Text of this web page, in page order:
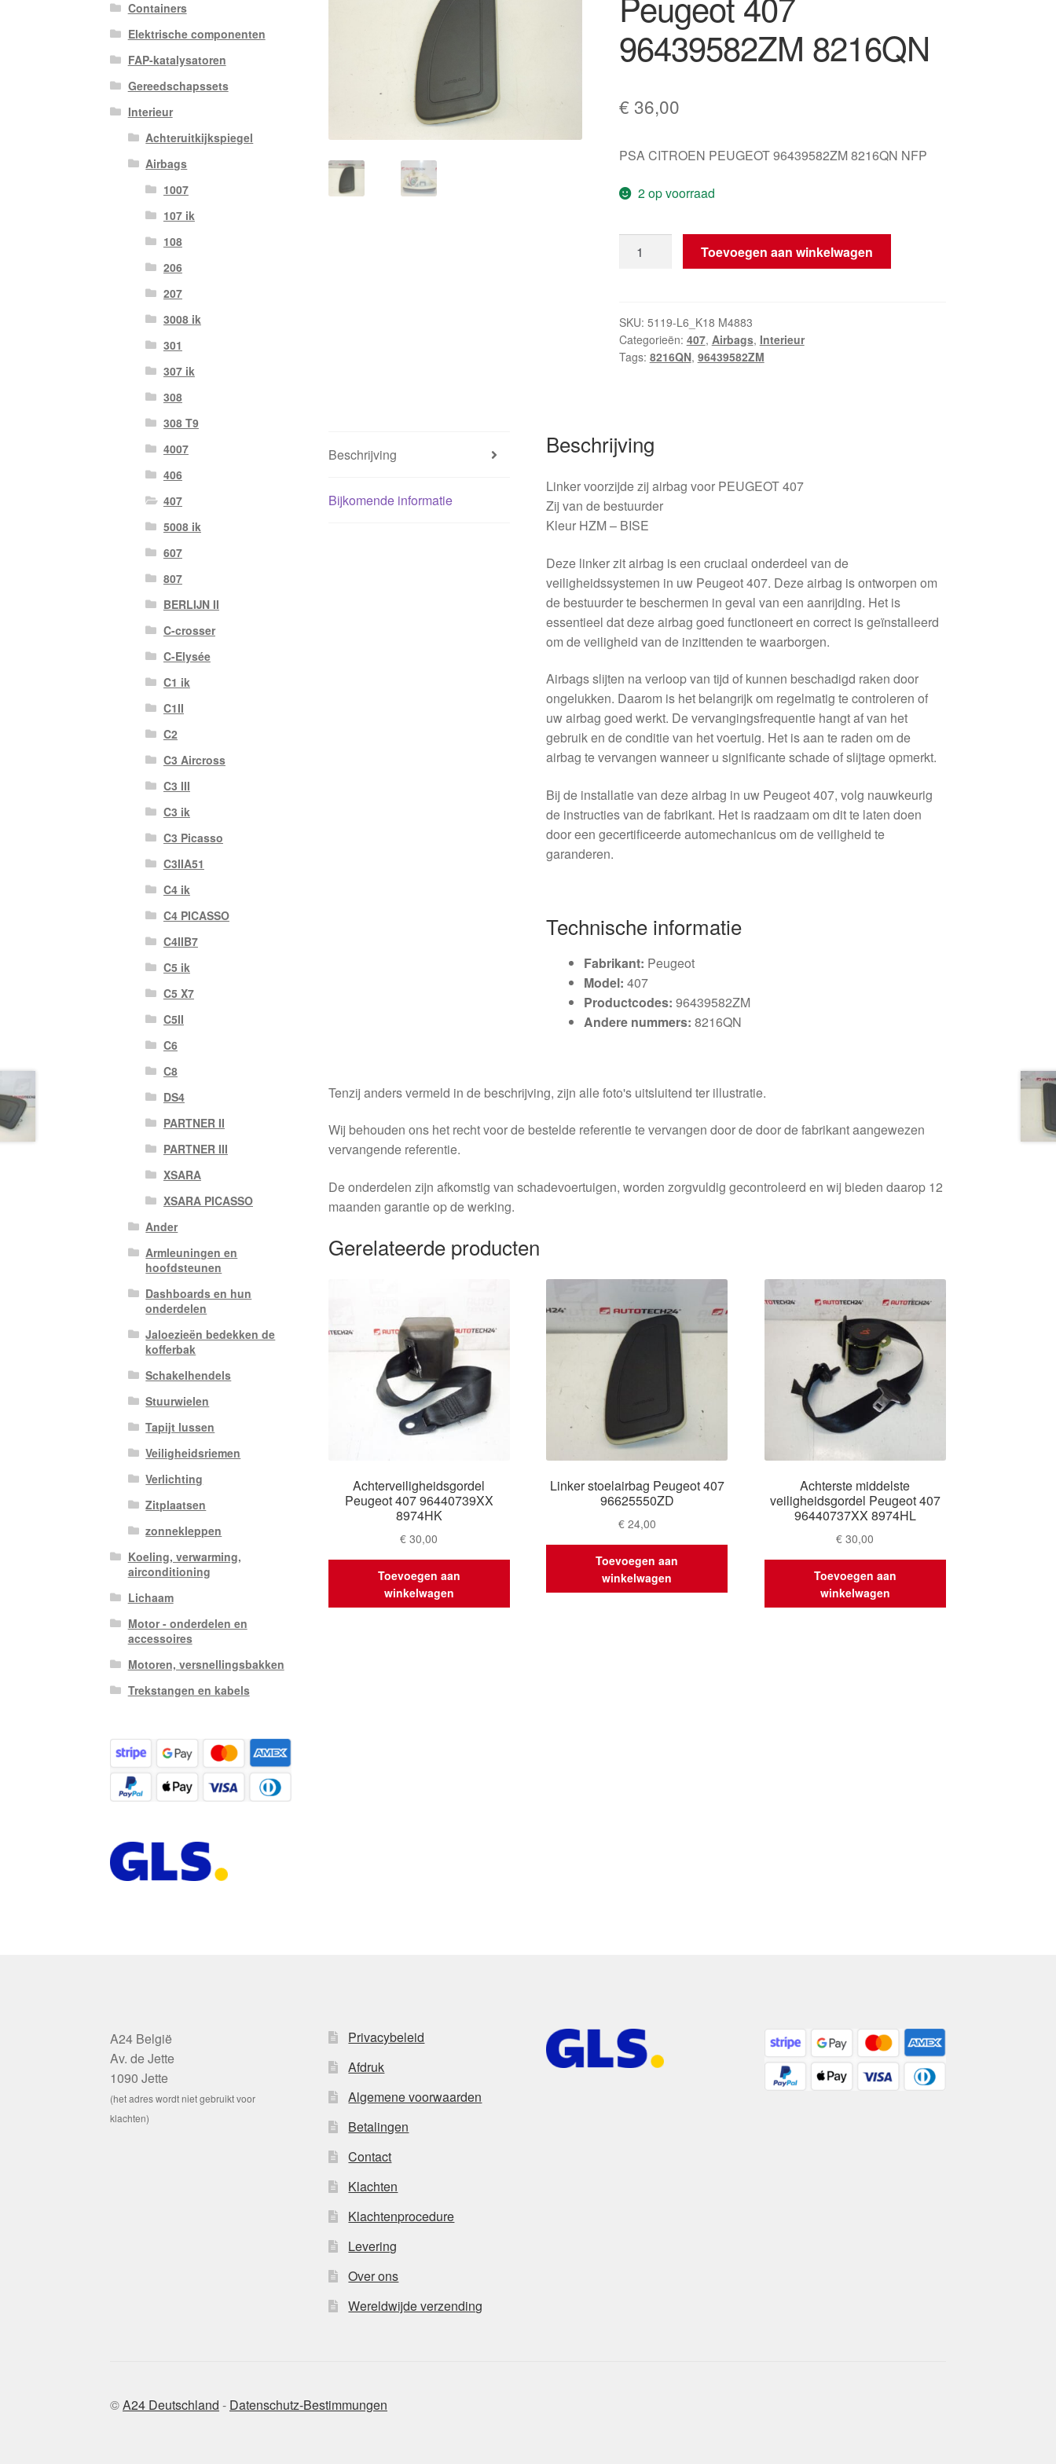
96439582ZM 8216QN
€ 36,00
PSA CITROEN PEUGEOT 96439582ZM 8216QN NFP
2 op voorraad
407
96439582ZM
8216QN
Toevoegen aan winkelwagen
SKU: 5119-L6_K18 M4883
Categorieën: 407, Airbags, Interieur
Tags: 8216QN, 96439582ZM
Beschrijving
Bijkomende informatie
Beschrijving
Linker voorzijde zij airbag voor PEUGEOT 407
Zij van de bestuurder
Kleur HZM – BISE
Deze linker zit airbag is een cruciaal onderdeel van de
veiligheidssystemen in uw Peugeot 407. Deze airbag is ontworpen om
de bestuurder te beschermen in geval van een aanrijding. Het is
essentieel dat deze airbag goed functioneert en correct is geïnstalleerd
om de veiligheid van de inzittenden te waarborgen.
Airbags slijten na verloop van tijd of kunnen beschadigd raken door
ongelukken. Daarom is het belangrijk om regelmatig te controleren of
uw airbag goed werkt. De vervangingsfrequentie hangt af van het
gebruik en de conditie van het voertuig. Het is aan te raden om de
airbag te vervangen wanneer u significante schade of slijtage opmerkt.
Bij de installatie van deze airbag in uw Peugeot 407, volg nauwkeurig
de instructies van de fabrikant. Het is raadzaam om dit te laten doen
door een gecertificeerde automechanicus om de veiligheid te
garanderen.
Technische informatie
Fabrikant: Peugeot
Model: 407
Productcodes: 96439582ZM
Andere nummers: 8216QN
Tenzij anders vermeld in de beschrijving, zijn alle foto's uitsluitend ter illustratie.
Wij behouden ons het recht voor de bestelde referentie te vervangen door de door de fabrikant aangewezen
vervangende referentie.
De onderdelen zijn afkomstig van schadevoertuigen, worden zorgvuldig gecontroleerd en wij bieden daarop 12
maanden garantie op de werking.
Gerelateerde producten
Achterveiligheidsgordel
Peugeot 407 96440739XX
8974HK
€ 30,00
Toevoegen aan
winkelwagen
Linker stoelairbag Peugeot 407
96625550ZD
€24,00
Toevoegen aan
winkelwagen
Achterste middelste
veiligheidsgordel Peugeot 407
96440737XX 8974HL
€ 30,00
Toevoegen aan
winkelwagen
Containers
Elektrische componenten
FAP-katalysatoren
Gereedschapssets
Interieur
Achteruitkijkspiegel
Airbags
1007
107 ik
108
206
207
3008 ik
301
307 ik
308
308 T9
4007
406
407
5008 ik
607
807
BERLIJN II
C-crosser
C-Elysée
C1 ik
C1II
C2
C3 Aircross
C3 III
C3 ik
C3 Picasso
C3IIA51
C4 ik
C4 PICASSO
C4IIB7
C5 ik
C5 X7
C5II
C6
C8
DS4
PARTNER II
PARTNER III
XSARA
XSARA PICASSO
Ander
Armleuningen en
hoofdsteunen
Dashboards en hun
onderdelen
Jaloezieën bedekken de
kofferbak
Schakelhendels
Stuurwielen
Tapijt lussen
Veiligheidsriemen
Verlichting
Zitplaatsen
zonnekleppen
Koeling, verwarming,
airconditioning
Lichaam
Motor - onderdelen en
accessoires
Motoren, versnellingsbakken
Trekstangen en kabels
A24 België
Av. de Jette
1090 Jette
(het adres wordt niet gebruikt voor
klachten)
Privacybeleid
Afdruk
Algemene voorwaarden
Betalingen
Contact
Klachten
Klachtenprocedure
Levering
Over ons
Wereldwijde verzending
©A24 Deutschland - Datenschutz-Bestimmungen